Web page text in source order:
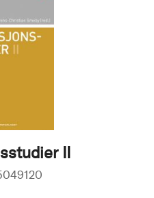
II